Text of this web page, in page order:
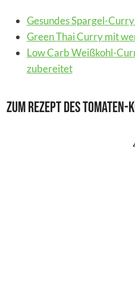
Gesundes Spargel-
Green Thai Curry mit
Low Carb Weißkohl-
zubereitet
Zum Rezept des